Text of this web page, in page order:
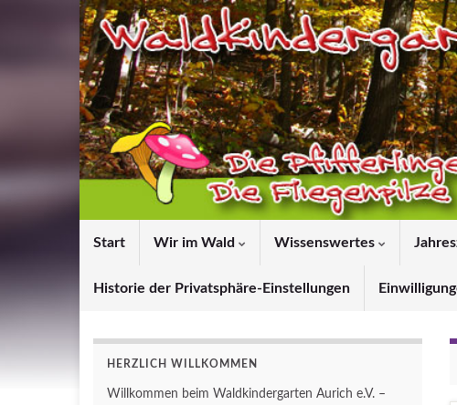
Start Wir im Wald Wissenswertes
Historie der Privatsphäre-Einstellungen
HERZLICH WILLKOMMEN
Willkommen beim Waldkindergarten Aurich e.V. –